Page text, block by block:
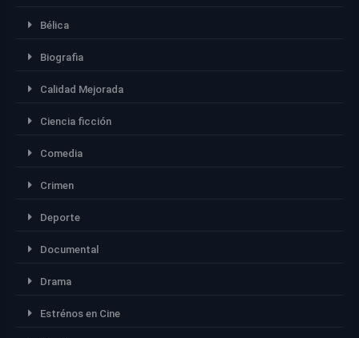
Bélica
Biografia
Calidad Mejorada
Ciencia ficción
Comedia
Crimen
Deporte
Documental
Drama
Estrénos en Cine